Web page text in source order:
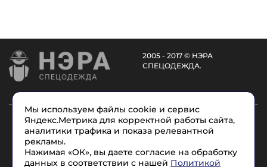
2005 - 2017 © НЭРА
СПЕЦОДЕЖДА.
Каталог Услуги О компании
Доставка
Размеры
Условные обозначения Контакты
Мы используем файлы cookie и сервис
Яндекс.Метрика для корректной работы сайта,
аналитики трафика и показа релевантной
рекламы.
Нажимая «ОК», вы даете согласие на обработку
данных в соответствии с нашей Политикой